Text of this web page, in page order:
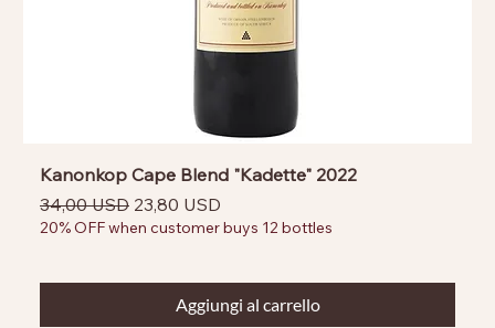
Kanonkop Cape Blend "Kadette" 2022
Prezzo regolare
34,00 USD Prezzo scontato
23,80 USD
20% OFF when customer buys 12 bottles
Aggiungi al carrello